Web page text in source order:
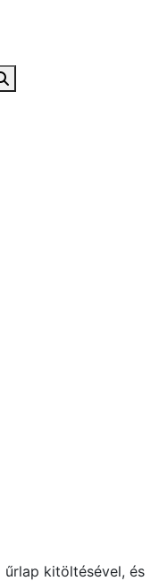
űrlap kitöltésével, és